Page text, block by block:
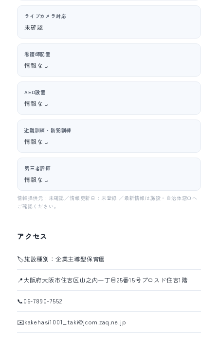
ライブカメラ対応
未確認
看護師配置
情報なし
AED設置
情報なし
避難訓練・防犯訓練
情報なし
第三者評価
情報なし
情報提供元：未確認／情報更新日：未登録 ／最新情報は施設・自治体窓口へ
ご確認ください。
アクセス
🏷️施設種別：企業主導型保育園
📍大阪府大阪市住吉区山之内一丁目25番15号プロスド住吉1階
📞06-7890-7552
✉️kakehasi1001_taki@jcom.zaq.ne.jp